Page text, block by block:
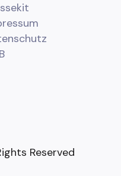
Reserved